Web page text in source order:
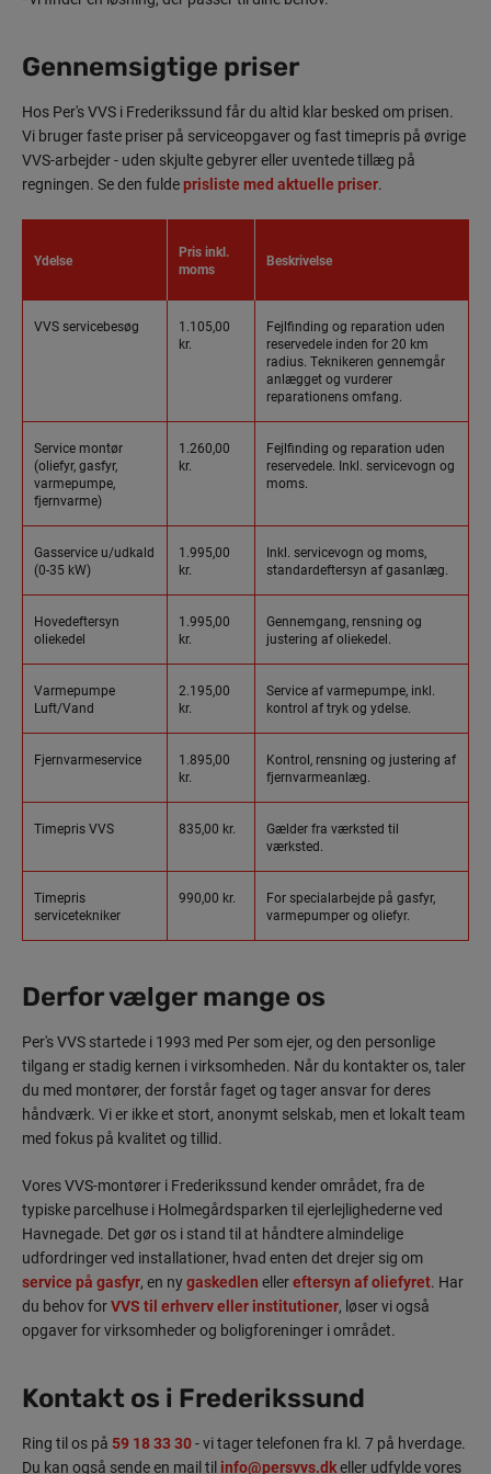
Gennemsigtige priser
Hos Per's VVS i Frederikssund får du altid klar besked om prisen.
Vi bruger faste priser på serviceopgaver og fast timepris på øvrige
VVS-arbejder - uden skjulte gebyrer eller uventede tillæg på
regningen. Se den fuldeprisliste med aktuelle priser.
Ydelse
Pris inkl.
moms
Beskrivelse
VVS servicebesøg
1.105,00
kr.
Fejlfinding og reparation uden
reservedele inden for 20 km
radius. Teknikeren gennemgår
anlægget og vurderer
reparationens omfang.
Service montør
(oliefyr, gasfyr,
varmepumpe,
fjernvarme)
1.260,00
kr.
Fejlfinding og reparation uden
reservedele. Inkl. servicevogn og
moms.
Gasservice u/udkald
(0-35 kW)
1.995,00
kr.
Inkl. servicevogn og moms,
standardeftersyn af gasanlæg.
Hovedeftersyn
oliekedel
1.995,00
kr.
Gennemgang, rensning og
justering af oliekedel.
Varmepumpe
Luft/Vand
2.195,00
kr.
Service af varmepumpe, inkl.
kontrol af tryk og ydelse.
Fjernvarmeservice
1.895,00
kr.
Kontrol, rensning og justering af
fjernvarmeanlæg.
Timepris VVS 835,00 kr.
Gælder fra værksted til
værksted.
Timepris
servicetekniker
990,00 kr.
For specialarbejde på gasfyr,
varmepumper og oliefyr.
Derfor vælger mange os
Per's VVS startede i 1993 med Per som ejer, og den personlige
tilgang er stadig kernen i virksomheden. Når du kontakter os, taler
du med montører, der forstår faget og tager ansvar for deres
håndværk. Vi er ikke et stort, anonymt selskab, men et lokalt team
med fokus på kvalitet og tillid.
Vores VVS-montører i Frederikssund kender området, fra de
typiske parcelhuse i Holmegårdsparken til ejerlejlighederne ved
Havnegade. Det gør os i stand til at håndtere almindelige
udfordringer ved installationer, hvad enten det drejer sig om
service på gasfyr, en nygaskedlen ellereftersyn af oliefyret. Har
du behov forVVS til erhverv eller institutioner, løser vi også
opgaver for virksomheder og boligforeninger i området.
Kontakt os i Frederikssund
Ring til os på 59 18 33 30- vi tager telefonen fra kl. 7 på hverdage.
Du kan også sende en mail til info@persvvs.dkeller udfylde vores